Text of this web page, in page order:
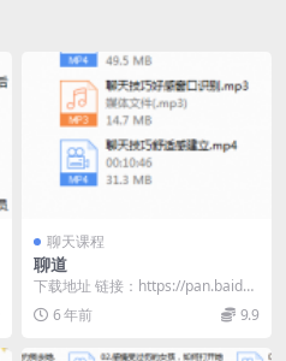
聊天课程
聊道
下载地址 链接：https://pan.baidu.
com/s/19zx0myy...
6 年前 9.9